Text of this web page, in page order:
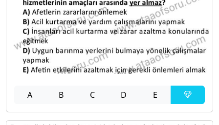
A B C D E